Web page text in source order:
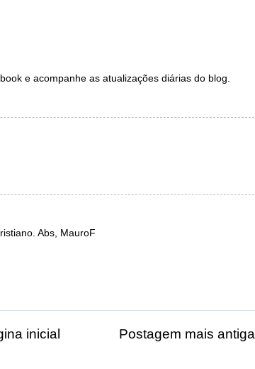
e acompanhe as atualizações diárias do blog.
Abs, MauroF
Postagem mais antiga
inicial